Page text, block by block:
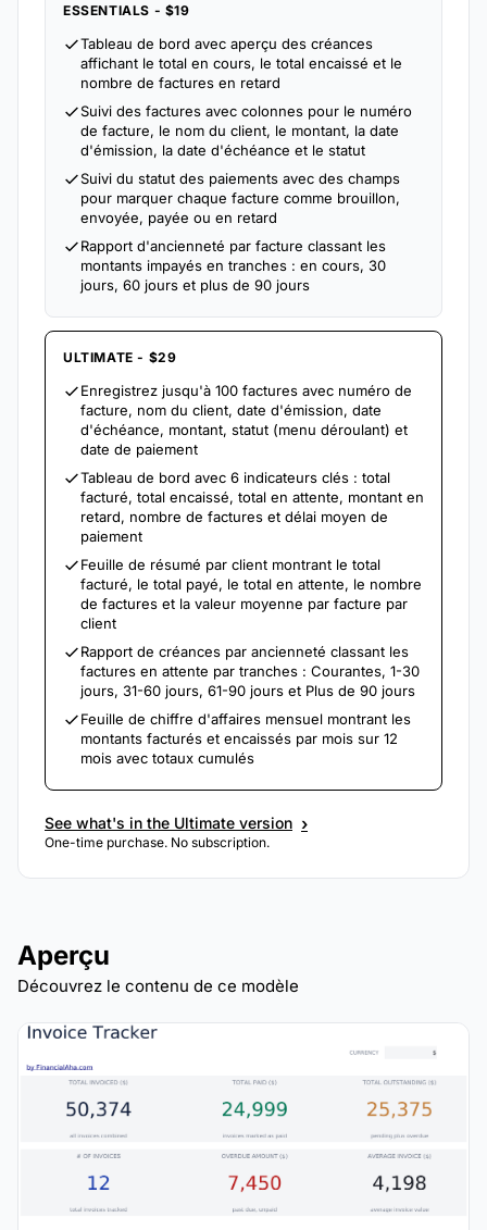
ESSENTIALS - $19
Tableau de bord avec aperçu des créances
affichant le total en cours, le total encaissé et le
nombre de factures en retard
Suivi des factures avec colonnes pour le numéro
de facture, le nom du client, le montant, la date
d'émission, la date d'échéance et le statut
Suivi du statut des paiements avec des champs
pour marquer chaque facture comme brouillon,
envoyée, payée ou en retard
Rapport d'ancienneté par facture classant les
montants impayés en tranches : en cours, 30
jours, 60 jours et plus de 90 jours
ULTIMATE - $29
Enregistrez jusqu'à 100 factures avec numéro de
facture, nom du client, date d'émission, date
d'échéance, montant, statut (menu déroulant) et
date de paiement
Tableau de bord avec 6 indicateurs clés : total
facturé, total encaissé, total en attente, montant en
retard, nombre de factures et délai moyen de
paiement
Feuille de résumé par client montrant le total
facturé, le total payé, le total en attente, le nombre
de factures et la valeur moyenne par facture par
client
Rapport de créances par ancienneté classant les
factures en attente par tranches : Courantes, 1-30
jours, 31-60 jours, 61-90 jours et Plus de 90 jours
Feuille de chiffre d'affaires mensuel montrant les
montants facturés et encaissés par mois sur 12
mois avec totaux cumulés
See what's in the Ultimate version ›
One-time purchase. No subscription.
Aperçu
Découvrez le contenu de ce modèle